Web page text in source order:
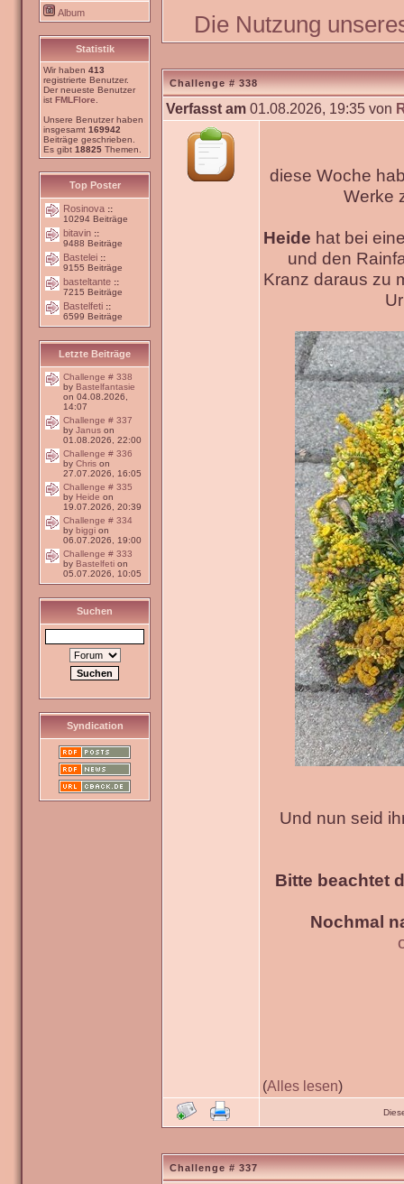
Album
Statistik
Wir haben 413
registrierte Benutzer.
Der neueste Benutzer
ist FMLFlore
Unsere Benutzer haben
insgesamt 169942
Beiträge geschrieben.
Es gibt 18825 Themen.
Top Poster
Rosinova ::
10294 Beiträge
bitavin ::
9488 Beiträge
Bastelei ::
9155 Beiträge
basteltante ::
7215 Beiträge
Bastelfeti ::
6599 Beiträge
Letzte Beiträge
Challenge # 338
by Bastelfantasie
on 04.08.2026,
14:07
Challenge # 337
by Janus on
01.08.2026, 22:00
Challenge # 336
by Chris on
27.07.2026, 16:05
Challenge # 335
by Heide on
19.07.2026, 20:39
Challenge # 334
by biggi on
06.07.2026, 19:00
Challenge # 333
by Bastelfeti on
05.07.2026, 10:05
Suchen
Syndication
Die Nutzung
Challenge # 338
Verfasst am 01.08.2026, 19:35 von
diese Woche
Werke
Heide hat bei
und den
Kranz daraus zu
Und nun seid
Bitte beachtet
Nochmal
(Alles lesen)
Challenge # 337